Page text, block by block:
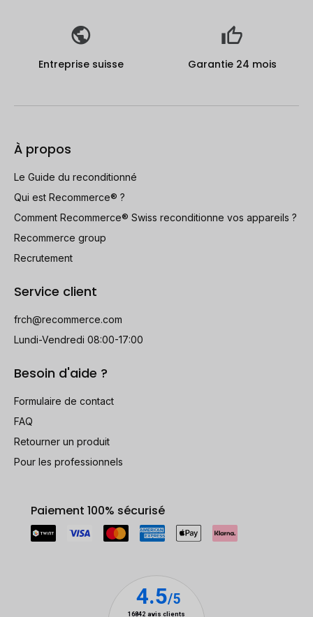
Entreprise suisse Garantie 24 mois
À propos
Le Guide du reconditionné
Qui est Recommerce® ?
Comment Recommerce® Swiss reconditionne vos appareils ?
Recommerce group
Recrutement
Service client
frch@recommerce.com
Lundi-Vendredi 08:00-17:00
Besoin d'aide ?
Formulaire de contact
FAQ
Retourner un produit
Pour les professionnels
Paiement 100% sécurisé